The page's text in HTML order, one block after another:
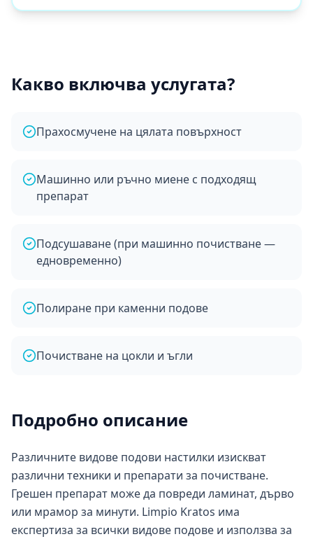
Какво включва услугата?
Прахосмучене на цялата повърхност
Машинно или ръчно миене с подходящ
препарат
Подсушаване (при машинно почистване —
едновременно)
Полиране при каменни подове
Почистване на цокли и ъгли
Подробно описание
Различните видове подови настилки изискват
различни техники и препарати за почистване.
Грешен препарат може да повреди ламинат, дърво
или мрамор за минути. Limpio Kratos има
експертиза за всички видове подове и използва за